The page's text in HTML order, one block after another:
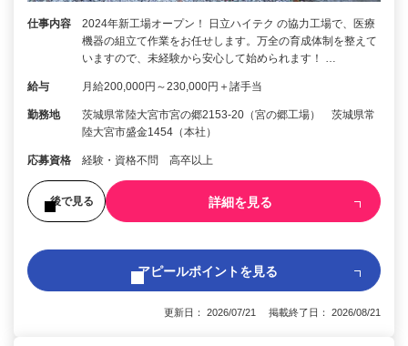
仕事内容
2024年新工場オープン！ 日立ハイテク の協力工場で、医療
機器の組立て作業をお任せします。万全の育成体制を整えて
いますので、未経験から安心して始められます！ …
給与 月給200,000円～230,000円＋諸手当
勤務地
茨城県常陸大宮市宮の郷2153-20（宮の郷工場） 茨城県常
陸大宮市盛金1454（本社）
応募資格 経験・資格不問 高卒以上
後で見る 詳細を見る
アピールポイントを見る
更新日： 2026/07/21 掲載終了日： 2026/08/21